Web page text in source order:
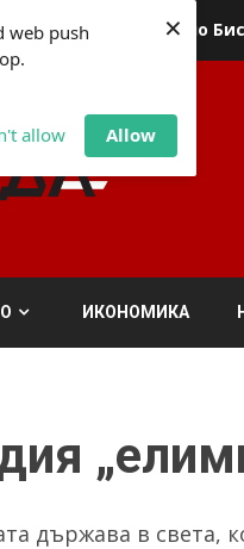
web push
allow Allow
×
Политика относно
ИКОНОМИКА
държава в света,